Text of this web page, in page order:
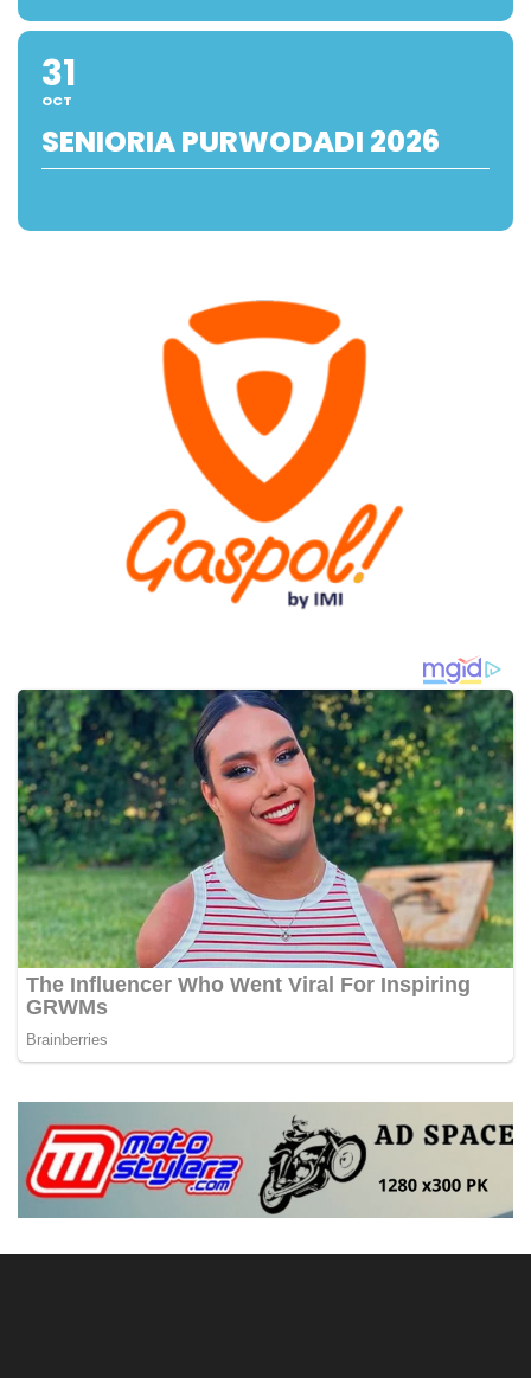
31
OCT
SENIORIA PURWODADI 2026